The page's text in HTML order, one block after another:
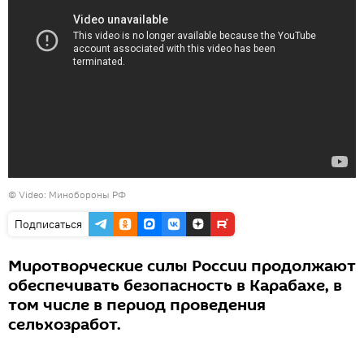
© Video: Минобороны РФ
Подписаться
Миротворческие силы России продолжают
обеспечивать безопасность в Карабахе, в
том числе в период проведения
сельхозработ.